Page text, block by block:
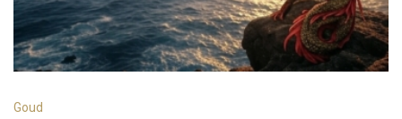
Goud